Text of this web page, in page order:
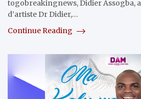
togobreakingnews, Didier Assogba,
d’artiste Dr Didier,…
Continue Reading